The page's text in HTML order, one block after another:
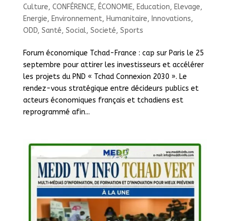
Culture, CONFÉRENCE, ÉCONOMIE, Education, Elevage,
Energie, Environnement, Humanitaire, Innovations,
ODD, Santé, Social, Societé, Sports
Forum économique Tchad-France : cap sur Paris le 25
septembre pour attirer les investisseurs et accélérer
les projets du PND « Tchad Connexion 2030 ». Le
rendez-vous stratégique entre décideurs publics et
acteurs économiques français et tchadiens est
reprogrammé afin...